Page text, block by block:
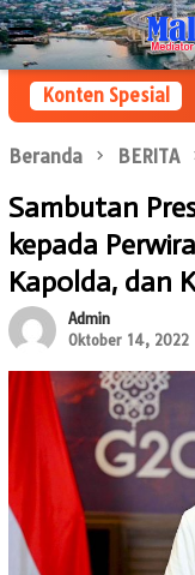
Loncat
ke
konten
Menu
Mobile
Konten Spesial
Beranda BERITA
Sambutan
kepada
Kapolda, dan
Admin
Oktober 14, 2022